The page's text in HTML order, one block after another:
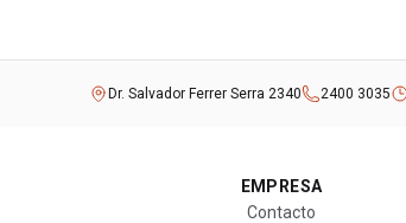
Dr. Salvador Ferrer Serra 2340 2400 3035
EMPRESA
Contacto